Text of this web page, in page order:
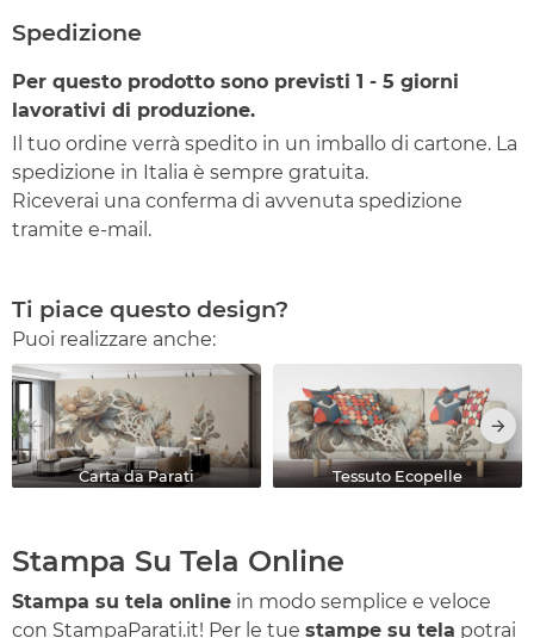
Spedizione
Per questo prodotto sono previsti 1 - 5 giorni
lavorativi di produzione.
Il tuo ordine verrà spedito in un imballo di cartone. La
spedizione in Italia è sempre gratuita.
Riceverai una conferma di avvenuta spedizione
tramite e-mail.
Ti piace questo design?
Puoi realizzare anche:
Carta da Parati Tessuto Ecopelle
Stampa Su Tela Online
Stampa su tela online in modo semplice e veloce
con StampaParati.it! Per le tue stampe su tela potrai